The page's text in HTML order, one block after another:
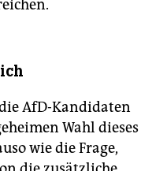
AfD-Kandidaten
Wahl dieses
wie die Frage,